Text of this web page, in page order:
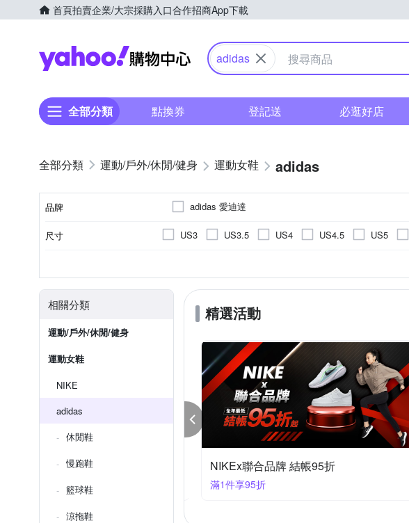
首頁拍賣企業/大宗採購入口合作招商App下載
Yahoo購物中心
adidas
全部分類 點換券 登記送 必逛好店
運動/戶外/休閒/健身 運動女鞋 adidas
品牌 adidas 愛迪達
尺寸 US3 US3.5 US4 US4.5 US5
EU36
EU37 EU38 EU39 EU40
UK4.5
UK5
21.5cm
22cm
相關分類
運動/戶外/休閒/健身
運動女鞋
NIKE
adidas
休閒鞋
慢跑鞋
籃球鞋
涼拖鞋
精選活動
品牌慶 結帳84折 NIKEx聯合品牌 結帳95折
滿1件享95折